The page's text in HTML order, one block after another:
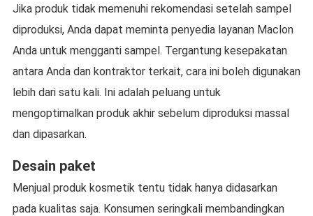
Jika produk tidak memenuhi rekomendasi setelah sampel
diproduksi, Anda dapat meminta penyedia layanan Maclon
Anda untuk mengganti sampel. Tergantung kesepakatan
antara Anda dan kontraktor terkait, cara ini boleh digunakan
lebih dari satu kali. Ini adalah peluang untuk
mengoptimalkan produk akhir sebelum diproduksi massal
dan dipasarkan.
Desain paket
Menjual produk kosmetik tentu tidak hanya didasarkan
pada kualitas saja. Konsumen seringkali membandingkan